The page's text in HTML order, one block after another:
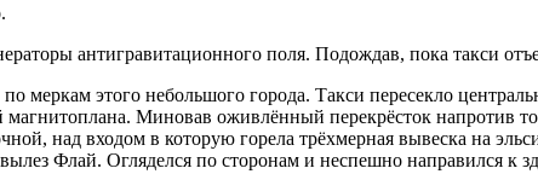
антигравитационного поля. Подождав, пока такси
меркам этого небольшого города. Такси пересекло
магнитоплана. Миновав оживлённый перекрёсток напротив
над входом в которую горела трёхмерная вывеска на
Флай. Огляделся по сторонам и неспешно направился к